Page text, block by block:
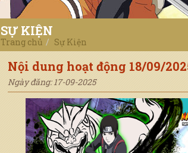
SỰ KIỆN
Trang chủ Sự Kiện
Nội dung hoạt động 18/09/
Ngày đăng: 17-09-2025